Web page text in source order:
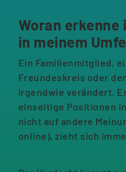
Woran erkenne
in meinem
Ein Familienmitglied,
Freundeskreis oder
irgendwie verändert.
einseitige Positionen
nicht auf andere
online), zieht sich